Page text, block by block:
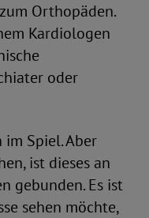
Orthopäden.
Kardiologen
oder
Spiel. Aber
ist dieses an
gebunden. Es ist
sehen möchte,